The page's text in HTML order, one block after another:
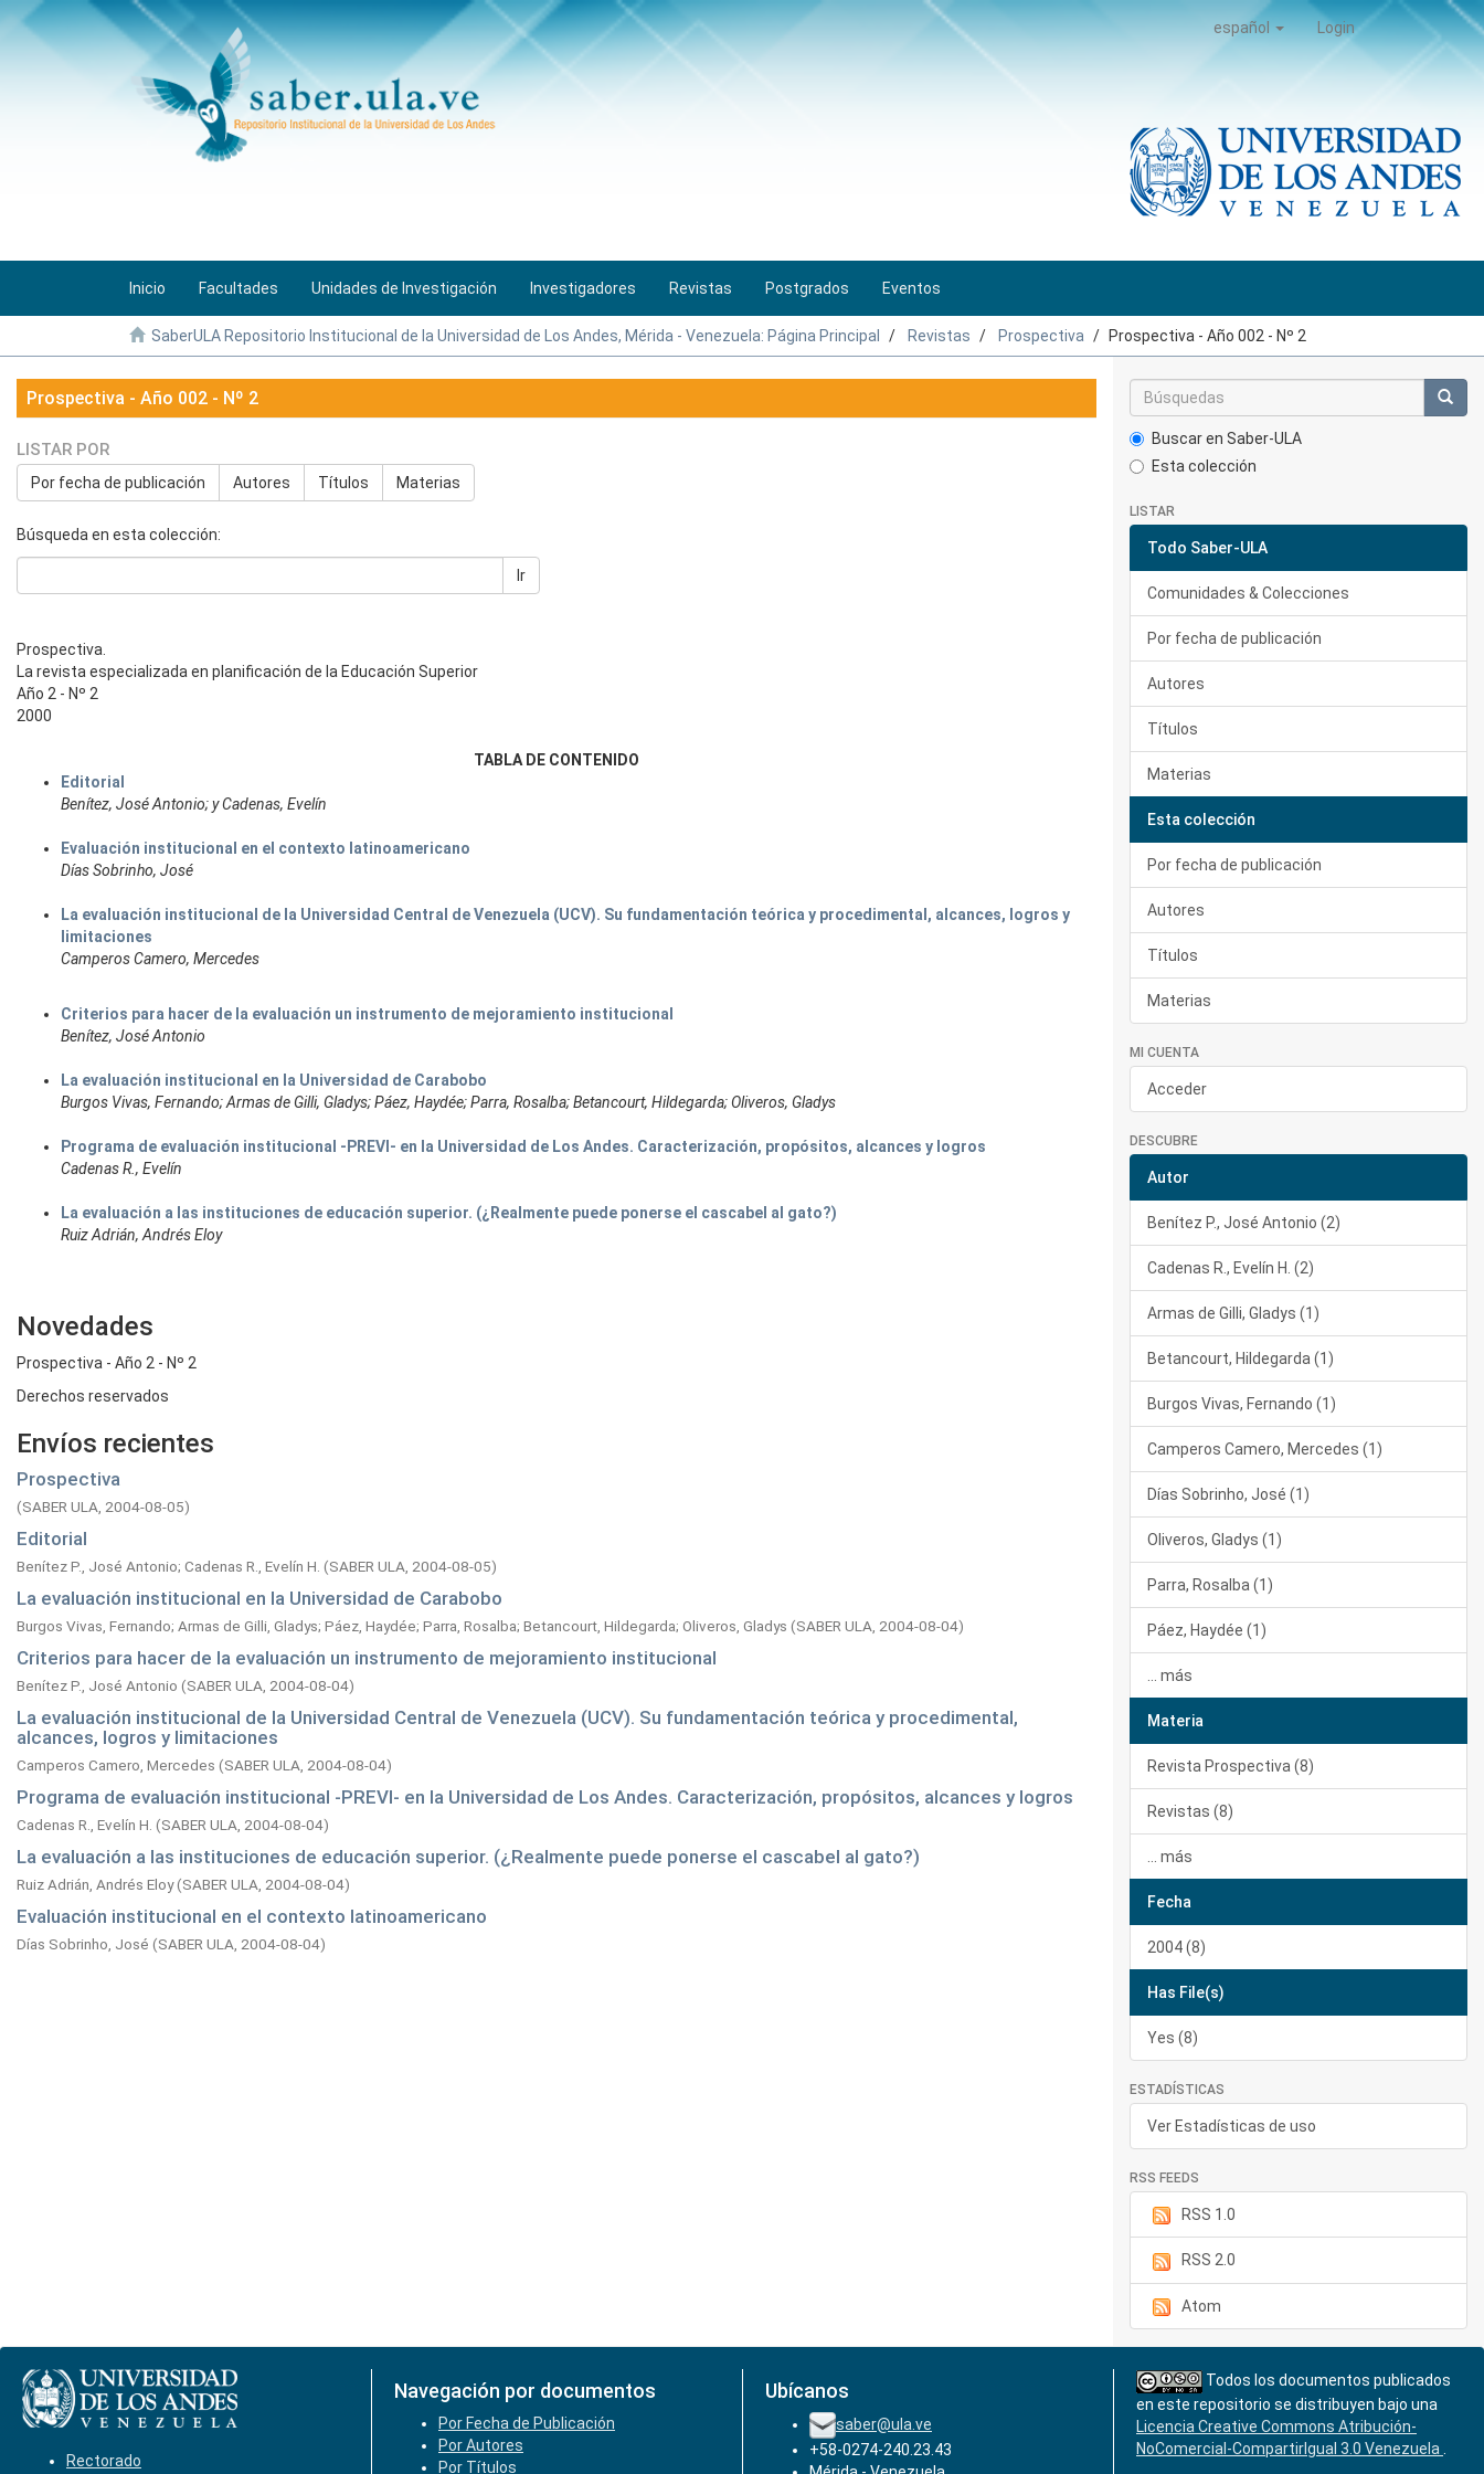
español Login
Inicio Facultades Unidades de Investigación Investigadores Revistas Postgrados Eventos
SaberULA Repositorio Institucional de la Universidad de Los Andes, Mérida - Venezuela: Página Principal Revistas Prospectiva Prospectiva - Año 002 - Nº 2
Prospectiva - Año 002 - Nº 2
LISTAR POR
Por fecha de publicación Autores Títulos Materias
Búsqueda en esta colección:
Ir
Prospectiva.
La revista especializada en planificación de la Educación Superior
Año 2 - Nº 2
2000
TABLA DE CONTENIDO
Editorial
Benítez, José Antonio; y Cadenas, Evelín
Evaluación institucional en el contexto latinoamericano
Días Sobrinho, José
La evaluación institucional de la Universidad Central de Venezuela (UCV). Su fundamentación teórica y procedimental, alcances, logros y
limitaciones
Camperos Camero, Mercedes
Criterios para hacer de la evaluación un instrumento de mejoramiento institucional
Benítez, José Antonio
La evaluación institucional en la Universidad de Carabobo
Burgos Vivas, Fernando; Armas de Gilli, Gladys; Páez, Haydée; Parra, Rosalba; Betancourt, Hildegarda; Oliveros, Gladys
Programa de evaluación institucional -PREVI- en la Universidad de Los Andes. Caracterización, propósitos, alcances y logros
Cadenas R., Evelín
La evaluación a las instituciones de educación superior. (¿Realmente puede ponerse el cascabel al gato?)
Ruiz Adrián, Andrés Eloy
Novedades
Prospectiva - Año 2 - Nº 2
Derechos reservados
Envíos recientes
Prospectiva
(SABER ULA, 2004-08-05)
Editorial
Benítez P., José Antonio; Cadenas R., Evelín H. (SABER ULA, 2004-08-05)
La evaluación institucional en la Universidad de Carabobo
Burgos Vivas, Fernando; Armas de Gilli, Gladys; Páez, Haydée; Parra, Rosalba; Betancourt, Hildegarda; Oliveros, Gladys (SABER ULA, 2004-08-04)
Criterios para hacer de la evaluación un instrumento de mejoramiento institucional
Benítez P., José Antonio (SABER ULA, 2004-08-04)
La evaluación institucional de la Universidad Central de Venezuela (UCV). Su fundamentación teórica y procedimental,
alcances, logros y limitaciones
Camperos Camero, Mercedes (SABER ULA, 2004-08-04)
Programa de evaluación institucional -PREVI- en la Universidad de Los Andes. Caracterización, propósitos, alcances y logros
Cadenas R., Evelín H. (SABER ULA, 2004-08-04)
La evaluación a las instituciones de educación superior. (¿Realmente puede ponerse el cascabel al gato?)
Ruiz Adrián, Andrés Eloy(SABER ULA, 2004-08-04)
Evaluación institucional en el contexto latinoamericano
Días Sobrinho, José (SABER ULA, 2004-08-04)
Buscar en Saber-ULA
Esta colección
LISTAR
Todo Saber-ULA
Comunidades & Colecciones
Por fecha de publicación
Autores
Títulos
Materias
Esta colección
Por fecha de publicación
Autores
Títulos
Materias
MI CUENTA
Acceder
DESCUBRE
Autor
Benítez P., José Antonio (2)
Cadenas R., Evelín H. (2)
Armas de Gilli, Gladys (1)
Betancourt, Hildegarda (1)
Burgos Vivas, Fernando (1)
Camperos Camero, Mercedes (1)
Días Sobrinho, José (1)
Oliveros, Gladys (1)
Parra, Rosalba (1)
Páez, Haydée (1)
... más
Materia
Revista Prospectiva (8)
Revistas (8)
... más
Fecha
2004 (8)
Has File(s)
Yes (8)
ESTADÍSTICAS
Ver Estadísticas de uso
RSS FEEDS
RSS 1.0
RSS 2.0
Atom
Rectorado
Navegación por documentos
Por Fecha de Publicación
Por Autores
Por Títulos
Ubícanos
saber@ula.ve
+58-0274-240.23.43
Todos los documentos publicados
en este repositorio se distribuyen bajo una
Licencia Creative Commons Atribución-
NoComercial-CompartirIgual 3.0 Venezuela